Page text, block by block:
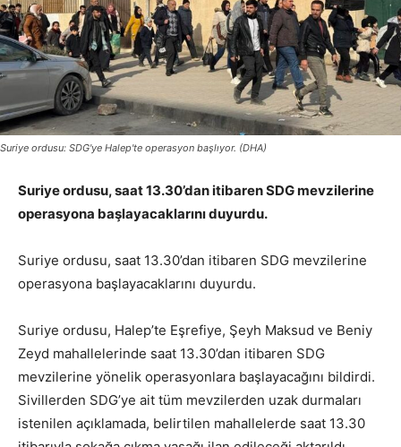
Suriye ordusu: SDG'ye Halep'te operasyon başlıyor. (DHA)
Suriye ordusu, saat 13.30’dan itibaren SDG mevzilerine
operasyona başlayacaklarını duyurdu.
Suriye ordusu, saat 13.30’dan itibaren SDG mevzilerine
operasyona başlayacaklarını duyurdu.
Suriye ordusu, Halep’te Eşrefiye, Şeyh Maksud ve Beniy
Zeyd mahallelerinde saat 13.30’dan itibaren SDG
mevzilerine yönelik operasyonlara başlayacağını bildirdi.
Sivillerden SDG’ye ait tüm mevzilerden uzak durmaları
istenilen açıklamada, belirtilen mahallelerde saat 13.30